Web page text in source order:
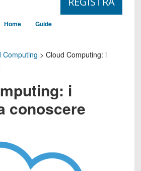
Home Guide
Computing > Cloud Computing: i
i
conoscere